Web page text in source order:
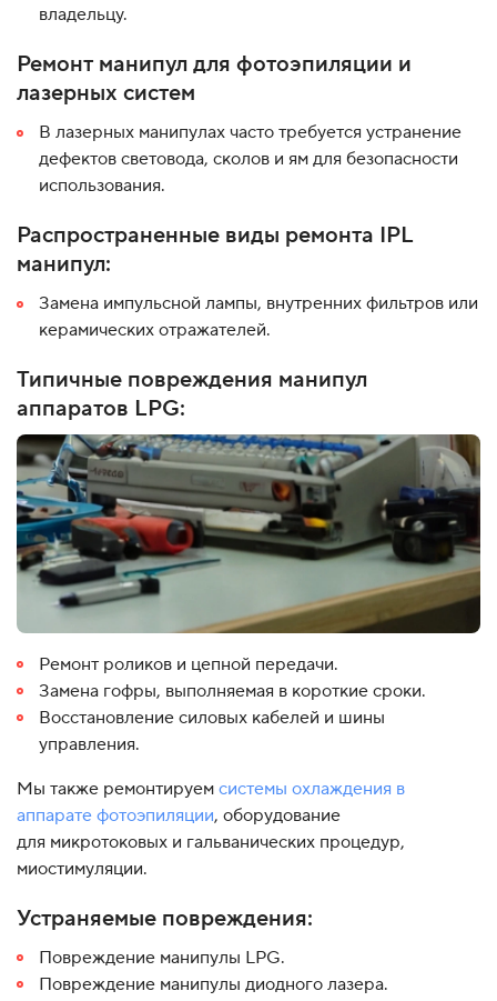
владельцу.
Ремонт манипул для фотоэпиляции и
лазерных систем
В лазерных манипулах часто требуется устранение
дефектов световода, сколов и ям для безопасности
использования.
Распространенные виды ремонта IPL
манипул:
Замена импульсной лампы, внутренних фильтров или
керамических отражателей.
Типичные повреждения манипул
аппаратов LPG:
Ремонт роликов и цепной передачи.
Замена гофры, выполняемая в короткие сроки.
Восстановление силовых кабелей и шины
управления.
Мы также ремонтируем системы охлаждения в
аппарате фотоэпиляции, оборудование
для микротоковых и гальванических процедур,
миостимуляции.
Устраняемые повреждения:
Повреждение манипулы LPG.
Повреждение манипулы диодного лазера.